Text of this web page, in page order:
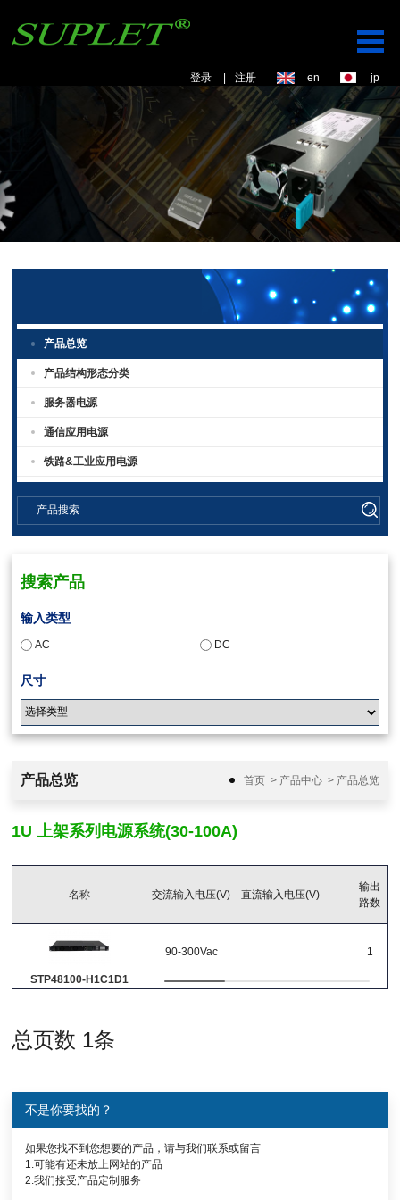
登录 | 注册 en jp
产品总览
产品结构形态分类
服务器电源
通信应用电源
铁路&工业应用电源
搜索产品
输入类型
AC DC
尺寸
90-300Vac
输出功率
(W) (W)
输出路数
工作温度
-40℃~75℃
产品总览 首页> 产品中心> 产品总览
1U 上架系列电源系统(30-100A)
名称
STP48100-H1C1D1
交流输入电压(V)
90-300Vac
直流输入电压(V)
输出
路数
1
总页数 1条
不是你要找的？
如果您找不到您想要的产品，请与我们联系或留言
1.可能有还未放上网站的产品
2.我们接受产品定制服务